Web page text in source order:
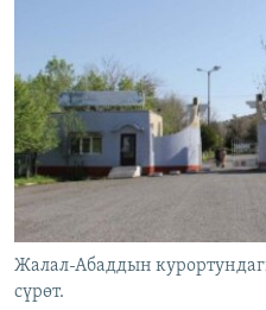
АЗАТТЫК+
ЫҢГАЙСЫЗ СУРООЛОР
ЭЕ/АРнун бардык
Жалал-Абаддын
сүрөт.